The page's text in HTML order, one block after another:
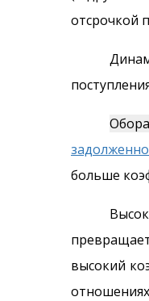
отсрочкой
больше
высокий